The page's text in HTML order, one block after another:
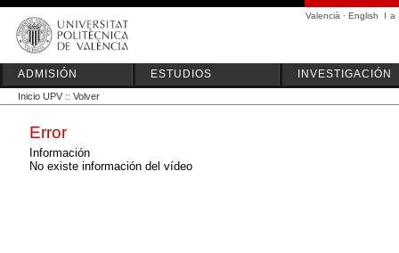
Valencià · English I a
ADMISIÓN ESTUDIOS INVESTIGACIÓN
Inicio UPV :: Volver
Error
Información
No existe información del vídeo